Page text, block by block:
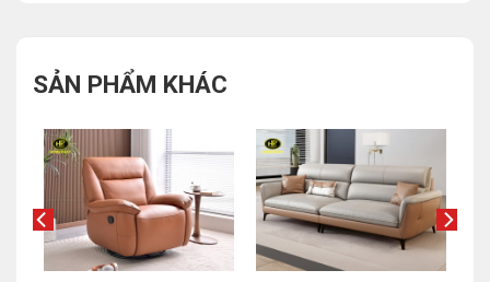
SẢN PHẨM KHÁC